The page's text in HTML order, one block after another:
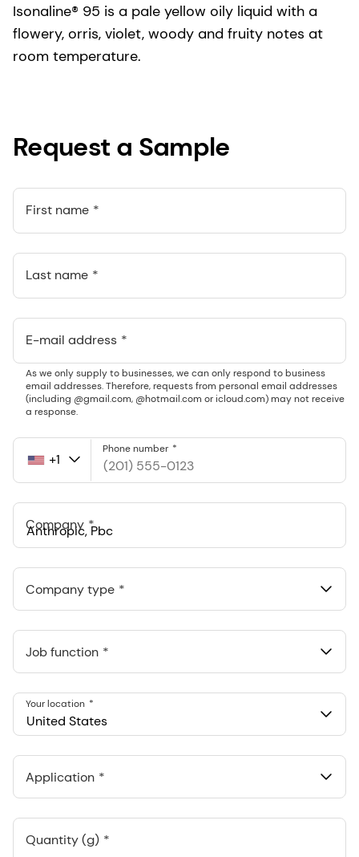
Isonaline® 95 is a pale yellow oily liquid with a
flowery, orris, violet, woody and fruity notes at
room temperature.
Request a Sample
First name
Last name
E-mail address
As we only supply to businesses, we can only respond to business
email addresses. Therefore, requests from personal email addresses
(including @gmail.com, @hotmail.com or icloud.com) may not receive
a response.
United
+1
Phone number
Company
548 Market St Pmb 90375, San Francisco, California, US
Company type
Job function
United States
Your location
Application
Quantity (g)